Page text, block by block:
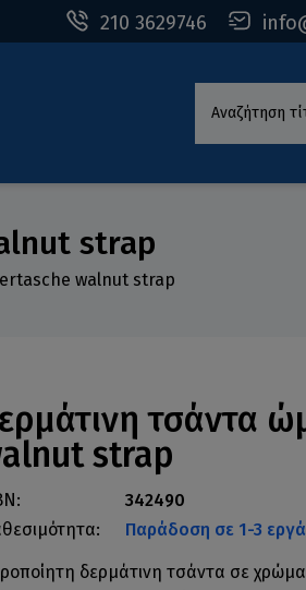
210 3629746
Αναζήτηση
strap
walnut strap
τσάντα
strap
342490
Παράδοση σε 1-3
δερμάτινη τσάντα σε